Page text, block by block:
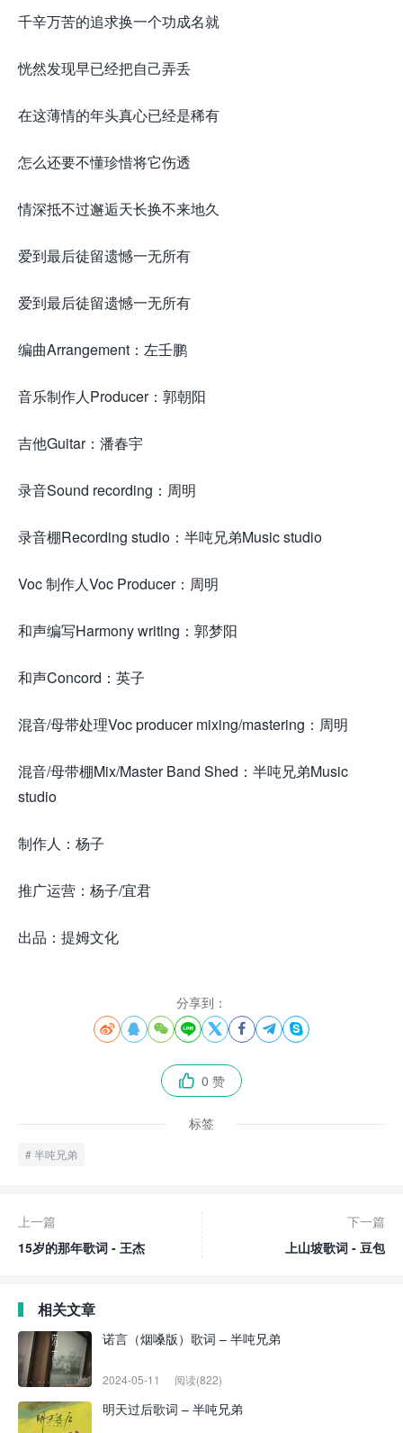
千辛万苦的追求换一个功成名就
恍然发现早已经把自己弄丢
在这薄情的年头真心已经是稀有
怎么还要不懂珍惜将它伤透
情深抵不过邂逅天长换不来地久
爱到最后徒留遗憾一无所有
爱到最后徒留遗憾一无所有
编曲Arrangement：左壬鹏
音乐制作人Producer：郭朝阳
吉他Guitar：潘春宇
录音Sound recording：周明
录音棚Recording studio：半吨兄弟Music studio
Voc 制作人Voc Producer：周明
和声编写Harmony writing：郭梦阳
和声Concord：英子
混音/母带处理Voc producer mixing/mastering：周明
混音/母带棚Mix/Master Band Shed：半吨兄弟Music
studio
制作人：杨子
推广运营：杨子/宜君
出品：提姆文化
分享到：
       
 0 赞
标签
半吨兄弟
上一篇
15岁的那年歌词 - 王杰
下一篇
上山坡歌词 - 豆包
相关文章
诺言（烟嗓版）歌词 – 半吨兄弟
2024-05-11 阅读(822)
明天过后歌词 – 半吨兄弟